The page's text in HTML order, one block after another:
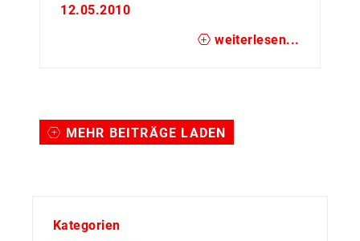
12.05.2010
weiterlesen...
MEHR BEITRÄGE LADEN
Kategorien